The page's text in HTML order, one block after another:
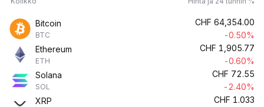
Bitcoin
BTC
CHF 64,354.00
-0.50%
Ethereum
ETH
CHF 1,905.77
-0.60%
Solana
SOL
CHF 72.55
-2.40%
XRP
CHF 1.033